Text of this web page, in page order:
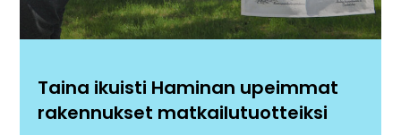
Taina ikuisti Haminan upeimmat
rakennukset matkailutuotteiksi